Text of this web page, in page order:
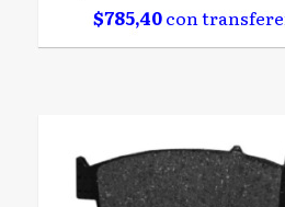
$785,40con